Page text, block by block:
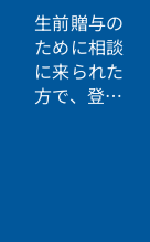
生前贈与の
ために相談
に来られた
方で、登記